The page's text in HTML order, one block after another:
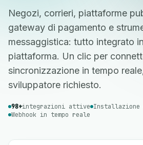
Negozi, corrieri, piattaforme
gateway di pagamento e
messaggistica: tutto integrato
piattaforma. Un clic per
sincronizzazione in tempo
sviluppatore richiesto.
98+integrazioni attive Installazione
Webhook in tempo reale